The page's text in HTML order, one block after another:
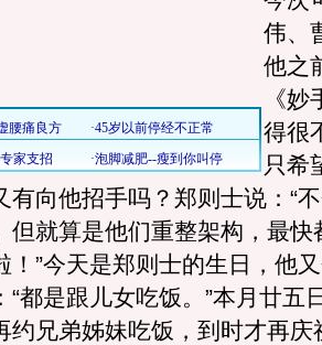
伟、
他之
《
得很
只希
有向他招手吗？郑则士说：“
但就算是他们重整架构，最快
！”今天是郑则士的生日，他
“都是跟儿女吃饭。”本月廿五
约兄弟姊妹吃饭，到时才再庆